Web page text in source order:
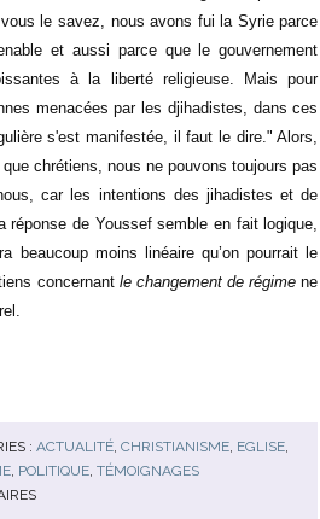
le savez, nous avons fui la Syrie parce
et aussi parce que le gouvernement
à la liberté religieuse. Mais pour
menacées par les djihadistes, dans ces
s'est manifestée, il faut le dire." Alors,
chrétiens, nous ne pouvons toujours pas
car les intentions des jihadistes et de
réponse de Youssef semble en fait logique,
beaucoup moins linéaire qu’on pourrait le
concernant le changement de régime ne
:ACTUALITÉ,CHRISTIANISME, EGLISE,
, POLITIQUE, TÉMOIGNAGES